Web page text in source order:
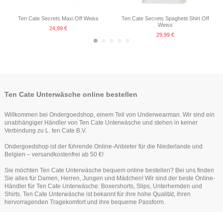
Ten Cate Secrets Maxi Off Weiss
24,99 €
Ten Cate Secrets Spaghetti Shirt Off
Weiss
29,99 €
Ten Cate Cotton Secrets Hipster
Schwartz
24,99 €
29,99 €
English Lavender
24,99 €
22,49 €29,99 €
Schwartz
24,99 €
Ten Cate Cotton Secrets Hipster
Schwartz
24,99 €
Odyssey
17,96 € 23,95 €
Ten Cate Cotton Secrets Hipster
Schwartz
24,99 €
Ten Cate Unterwäsche online bestellen
Willkommen bei Ondergoedshop, einem Teil von Underwearman. Wir sind ein
unabhängiger Händler von Ten Cate Unterwäsche und stehen in keiner
Verbindung zu L. ten Cate B.V.
Ondergoedshop ist der führende Online-Anbieter für die Niederlande und
Belgien – versandkostenfrei ab 50 €!
Sie möchten Ten Cate Unterwäsche bequem online bestellen? Bei uns finden
Sie alles für Damen, Herren, Jungen und Mädchen! Wir sind der beste Online-
Händler für Ten Cate Unterwäsche: Boxershorts, Slips, Unterhemden und
Shirts. Ten Cate Unterwäsche ist bekannt für ihre hohe Qualität, ihren
hervorragenden Tragekomfort und ihre bequeme Passform.